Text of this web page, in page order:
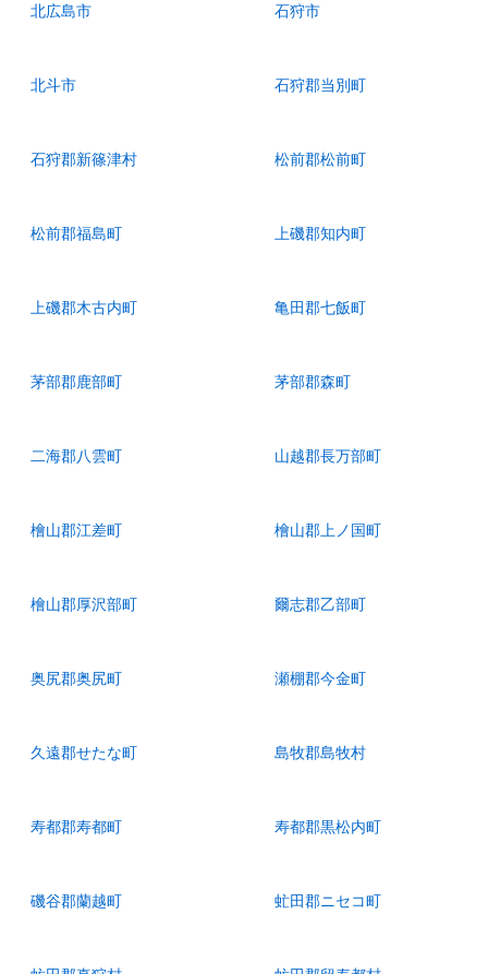
北広島市 石狩市
北斗市 石狩郡当別町
石狩郡新篠津村 松前郡松前町
松前郡福島町 上磯郡知内町
上磯郡木古内町 亀田郡七飯町
茅部郡鹿部町 茅部郡森町
二海郡八雲町 山越郡長万部町
檜山郡江差町 檜山郡上ノ国町
檜山郡厚沢部町 爾志郡乙部町
奥尻郡奥尻町 瀬棚郡今金町
久遠郡せたな町 島牧郡島牧村
寿都郡寿都町 寿都郡黒松内町
磯谷郡蘭越町 虻田郡ニセコ町